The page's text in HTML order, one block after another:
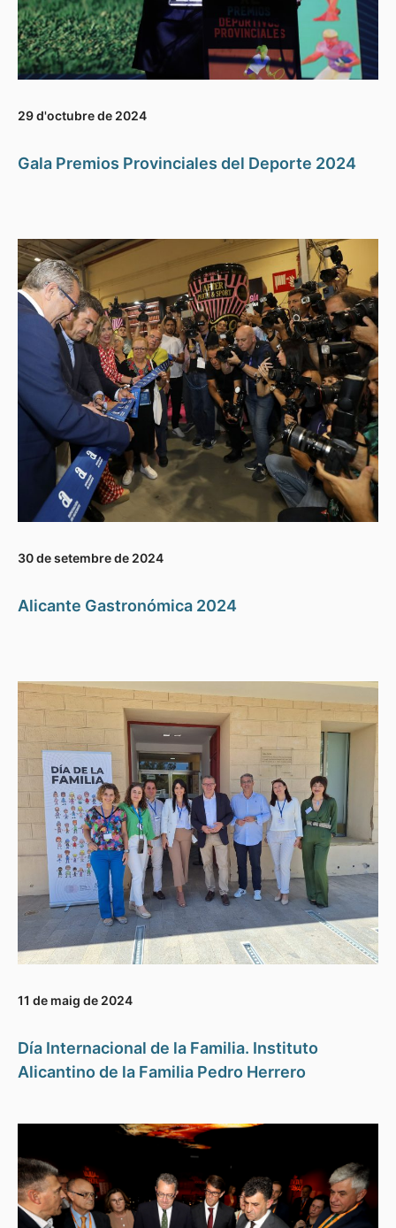
29 d'octubre de 2024
Gala Premios Provinciales del Deporte 2024
30 de setembre de 2024
Alicante Gastronómica 2024
11 de maig de 2024
Día Internacional de la Familia. Instituto
Alicantino de la Familia Pedro Herrero